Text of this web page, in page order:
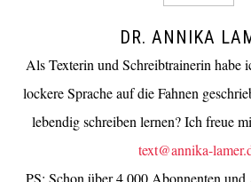
DR. ANNIKA
Als Texterin und Schreibtrainerin habe
lockere Sprache auf die Fahnen
lebendig schreiben lernen? Ich freue
text@annika-
PS: Schon über 4.000 Abonnenten